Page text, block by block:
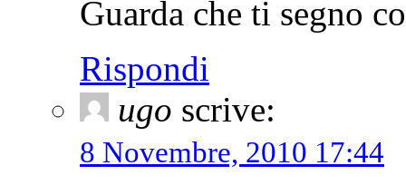
Guarda che ti segno
Rispondi
ugo scrive:
8 Novembre, 2010 17:44